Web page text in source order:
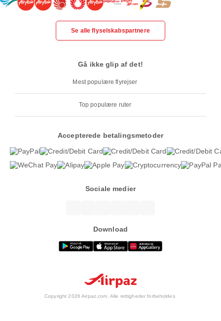
Se alle flyselskabspartnere
Gå ikke glip af det!
Mest populære flyrejser
Top populære ruter
Accepterede betalingsmetoder
Sociale medier
Download
Copyright 2026 Airpaz.com. Alle rettigheder forbeholdes.